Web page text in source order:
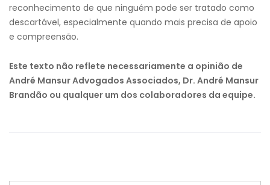
reconhecimento de que ninguém pode ser tratado como
descartável, especialmente quando mais precisa de apoio
e compreensão.
Este texto não reflete necessariamente a opinião de
André Mansur Advogados Associados, Dr. André Mansur
Brandão ou qualquer um dos colaboradores da equipe.